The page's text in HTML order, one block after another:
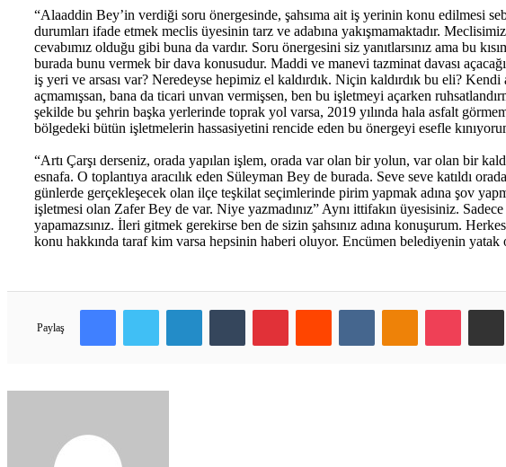
“Alaaddin Bey’in verdiği soru önergesinde, şahsıma ait iş yerinin konu edilmesi
durumları ifade etmek meclis üyesinin tarz ve adabına yakışmamaktadır.
cevabımız olduğu gibi buna da vardır. Soru önergesini siz yanıtlarsınız ama bu
burada bunu vermek bir dava konusudur. Maddi ve manevi tazminat davası
iş yeri ve arsası var? Neredeyse hepimiz el kaldırdık. Niçin kaldırdık bu eli?
açmamışsan, bana da ticari unvan vermişsen, ben bu işletmeyi açarken
şekilde bu şehrin başka yerlerinde toprak yol varsa, 2019 yılında hala asfalt
bölgedeki bütün işletmelerin hassasiyetini rencide eden bu önergeyi esefle
“Artı Çarşı derseniz, orada yapılan işlem, orada var olan bir yolun, var olan bir
esnafa. O toplantıya aracılık eden Süleyman Bey de burada. Seve seve katıldı
günlerde gerçekleşecek olan ilçe teşkilat seçimlerinde pirim yapmak adına şov
işletmesi olan Zafer Bey de var. Niye yazmadınız” Aynı ittifakın üyesisiniz.
yapamazsınız. İleri gitmek gerekirse ben de sizin şahsınız adına konuşurum.
konu hakkında taraf kim varsa hepsinin haberi oluyor. Encümen belediyenin
Paylaş
FacebookTwitterLinkedInTumblrPinterestReddit VKontakteOdnoklassniki
Pocket